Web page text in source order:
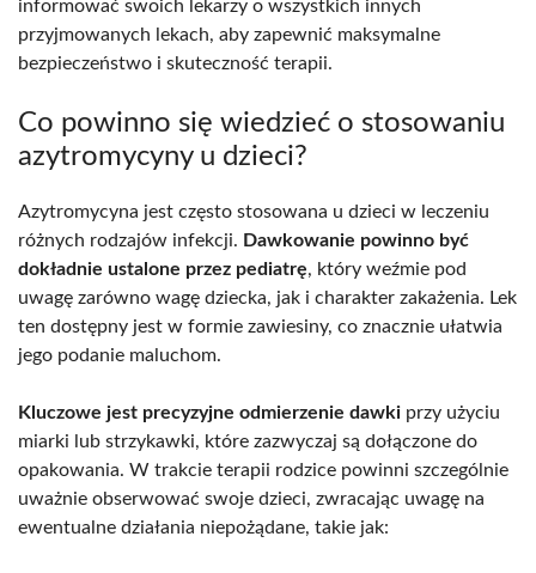
informować swoich lekarzy o wszystkich innych
przyjmowanych lekach, aby zapewnić maksymalne
bezpieczeństwo i skuteczność terapii.
Co powinno się wiedzieć o stosowaniu
azytromycyny u dzieci?
Azytromycyna jest często stosowana u dzieci w leczeniu
różnych rodzajów infekcji. Dawkowanie powinno być
dokładnie ustalone przez pediatrę, który weźmie pod
uwagę zarówno wagę dziecka, jak i charakter zakażenia. Lek
ten dostępny jest w formie zawiesiny, co znacznie ułatwia
jego podanie maluchom.
Kluczowe jest precyzyjne odmierzenie dawki przy użyciu
miarki lub strzykawki, które zazwyczaj są dołączone do
opakowania. W trakcie terapii rodzice powinni szczególnie
uważnie obserwować swoje dzieci, zwracając uwagę na
ewentualne działania niepożądane, takie jak: